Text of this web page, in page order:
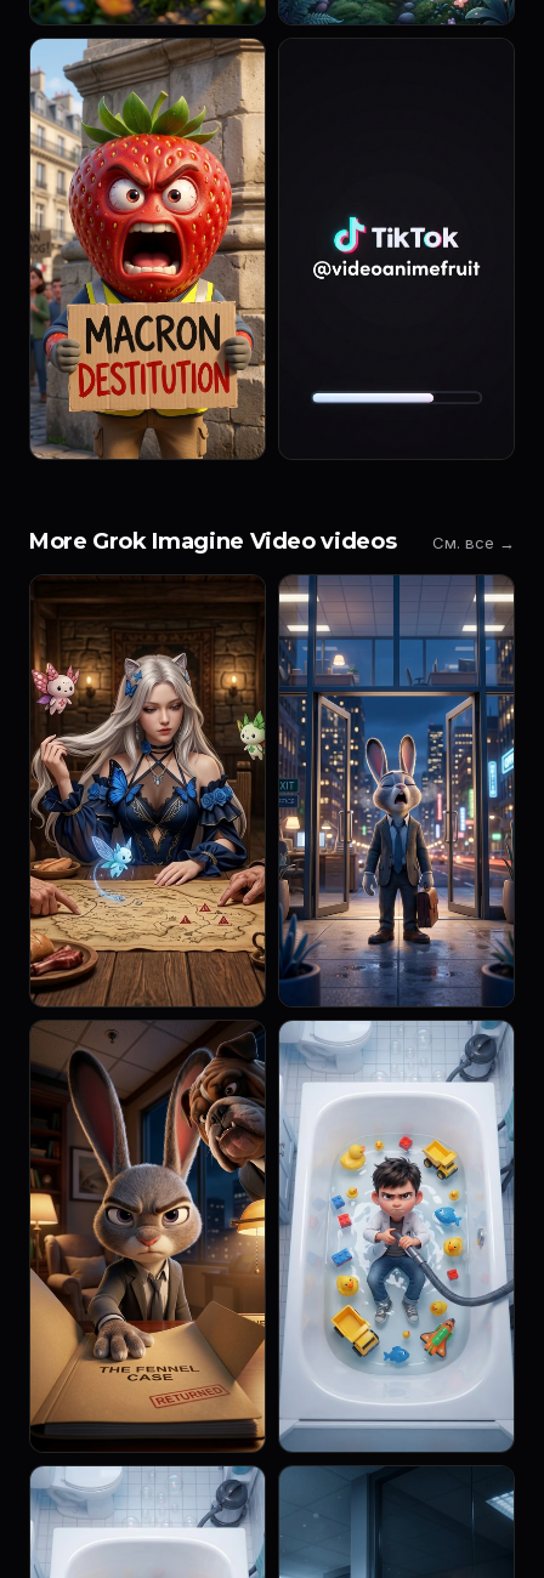
More Grok Imagine Video videos См. все →